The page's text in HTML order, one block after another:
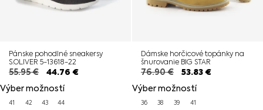
Pánske pohodlné sneakersy
S.OLIVER 5-13618-22
55.95€ 44.76 €
Výber možností
41 42 43 44
Dámske horčicové topánky na
šnurovanie BIG STAR
76.90€ 53.83€
Výber možností
36 38 39 41